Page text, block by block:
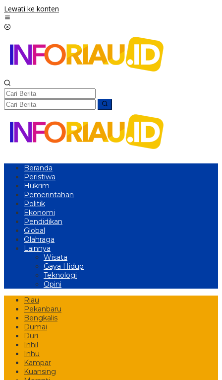
Lewati ke konten
Beranda
Peristiwa
Hukrim
Pemerintahan
Politik
Ekonomi
Pendidikan
Global
Olahraga
Lainnya
Wisata
Gaya Hidup
Teknologi
Opini
Riau
Pekanbaru
Bengkalis
Dumai
Duri
Inhil
Inhu
Kampar
Kuansing